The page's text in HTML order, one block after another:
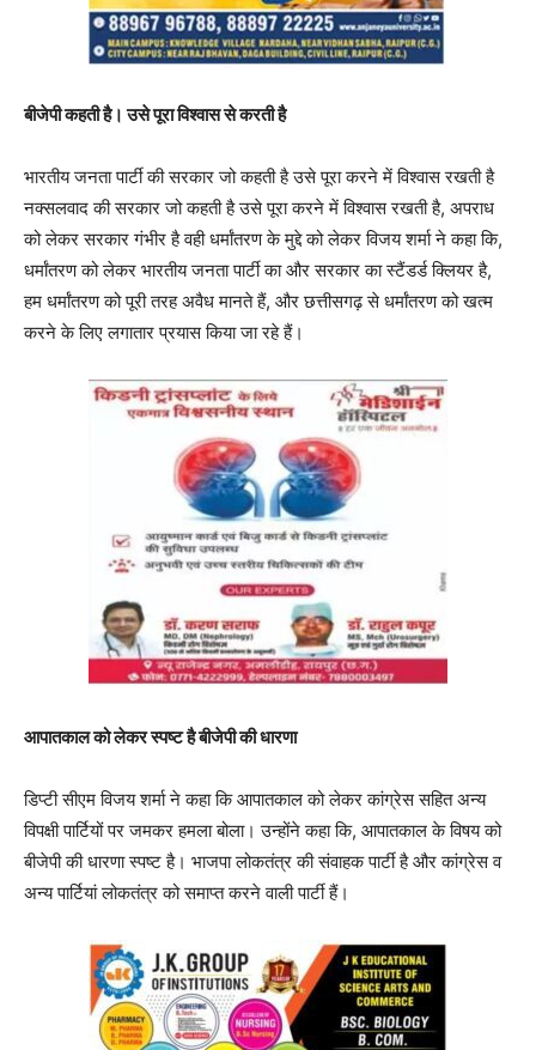
बीजेपी कहती है। उसे पूरा विश्वास से करती है
भारतीय जनता पार्टी की सरकार जो कहती है उसे पूरा करने में विश्वास रखती है
नक्सलवाद की सरकार जो कहती है उसे पूरा करने में विश्वास रखती है, अपराध
को लेकर सरकार गंभीर है वही धर्मांतरण के मुद्दे को लेकर विजय शर्मा ने कहा कि,
धर्मांतरण को लेकर भारतीय जनता पार्टी का और सरकार का स्टैंडर्ड क्लियर है,
हम धर्मांतरण को पूरी तरह अवैध मानते हैं, और छत्तीसगढ़ से धर्मांतरण को खत्म
करने के लिए लगातार प्रयास किया जा रहे हैं।
आपातकाल को लेकर स्पष्ट है बीजेपी की धारणा
डिप्टी सीएम विजय शर्मा ने कहा कि आपातकाल को लेकर कांग्रेस सहित अन्य
विपक्षी पार्टियों पर जमकर हमला बोला। उन्होंने कहा कि, आपातकाल के विषय को
बीजेपी की धारणा स्पष्ट है। भाजपा लोकतंत्र की संवाहक पार्टी है और कांग्रेस व
अन्य पार्टियां लोकतंत्र को समाप्त करने वाली पार्टी हैं।